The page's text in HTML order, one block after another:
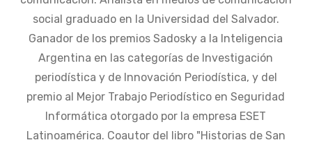
social graduado en la Universidad del Salvador.
Ganador de los premios Sadosky a la Inteligencia
Argentina en las categorías de Investigación
periodística y de Innovación Periodística, y del
premio al Mejor Trabajo Periodístico en Seguridad
Informática otorgado por la empresa ESET
Latinoamérica. Coautor del libro "Historias de San